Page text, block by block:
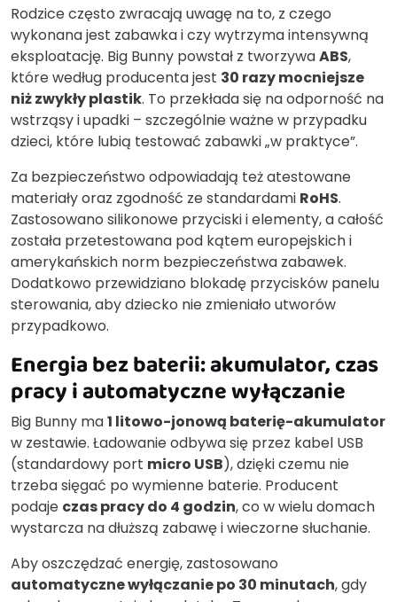
Rodzice często zwracają uwagę na to, z czego
wykonana jest zabawka i czy wytrzyma intensywną
eksploatację. Big Bunny powstał z tworzywaABS,
które według producenta jest 30 razy mocniejsze
niż zwykły plastik. To przekłada się na odporność na
wstrząsy i upadki – szczególnie ważne w przypadku
dzieci, które lubią testować zabawki „w praktyce”.
Za bezpieczeństwo odpowiadają też atestowane
materiały oraz zgodność ze standardami RoHS.
Zastosowano silikonowe przyciski i elementy, a całość
została przetestowana pod kątem europejskich i
amerykańskich norm bezpieczeństwa zabawek.
Dodatkowo przewidziano blokadę przycisków panelu
sterowania, aby dziecko nie zmieniało utworów
przypadkowo.
Energia bez baterii: akumulator, czas
pracy i automatyczne wyłączanie
Big Bunny ma1 litowo-jonową baterię-akumulator
w zestawie. Ładowanie odbywa się przez kabel USB
(standardowy port micro USB), dzięki czemu nie
trzeba sięgać po wymienne baterie. Producent
podaje czas pracy do 4 godzin, co w wielu domach
wystarcza na dłuższą zabawę i wieczorne słuchanie.
Aby oszczędzać energię, zastosowano
automatyczne wyłączanie po 30 minutach, gdy